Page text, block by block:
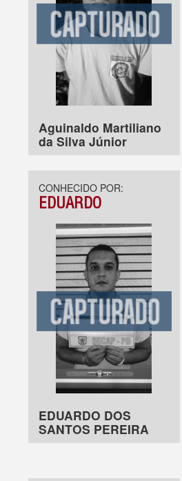
Aguinaldo Martiliano
da Silva Júnior
CONHECIDO POR:
EDUARDO
EDUARDO DOS
SANTOS PEREIRA